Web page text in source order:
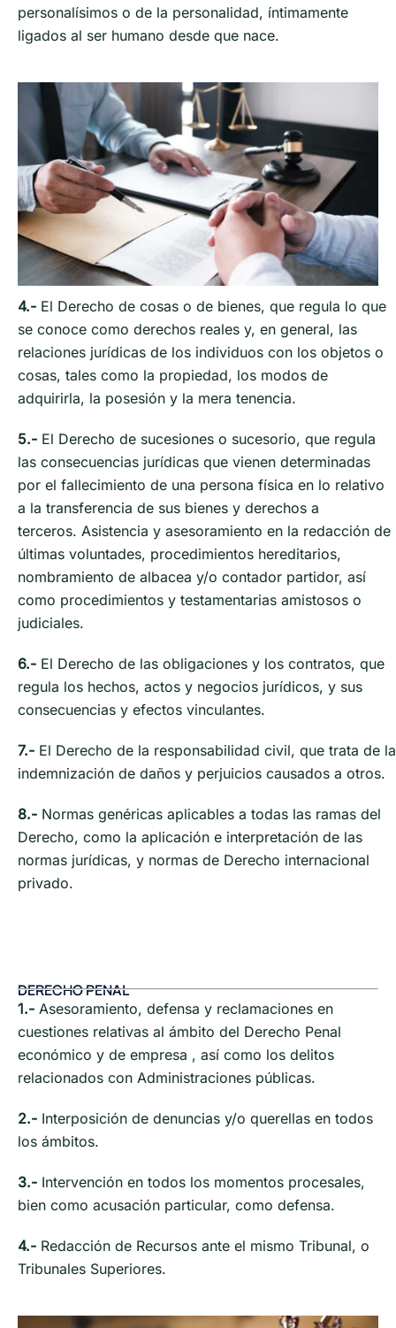
personalísimos o de la personalidad, íntimamente
ligados al ser humano desde que nace.
4.- El Derecho de cosas o de bienes, que regula lo que
se conoce como derechos reales y, en general, las
relaciones jurídicas de los individuos con los objetos o
cosas, tales como la propiedad, los modos de
adquirirla, la posesión y la mera tenencia.
5.- El Derecho de sucesiones o sucesorio, que regula
las consecuencias jurídicas que vienen determinadas
por el fallecimiento de una persona física en lo relativo
a la transferencia de sus bienes y derechos a
terceros. Asistencia y asesoramiento en la redacción de
últimas voluntades, procedimientos hereditarios,
nombramiento de albacea y/o contador partidor, así
como procedimientos y testamentarias amistosos o
judiciales.
6.- El Derecho de las obligaciones y los contratos, que
regula los hechos, actos y negocios jurídicos, y sus
consecuencias y efectos vinculantes.
7.- El Derecho de la responsabilidad civil, que trata de la
indemnización de daños y perjuicios causados a otros.
8.- Normas genéricas aplicables a todas las ramas del
Derecho, como la aplicación e interpretación de las
normas jurídicas, y normas de Derecho internacional
privado.
DERECHO PENAL
1.- Asesoramiento, defensa y reclamaciones en
cuestiones relativas al ámbito del Derecho Penal
económico y de empresa , así como los delitos
relacionados con Administraciones públicas.
2.- Interposición de denuncias y/o querellas en todos
los ámbitos.
3.- Intervención en todos los momentos procesales,
bien como acusación particular, como defensa.
4.- Redacción de Recursos ante el mismo Tribunal, o
Tribunales Superiores.